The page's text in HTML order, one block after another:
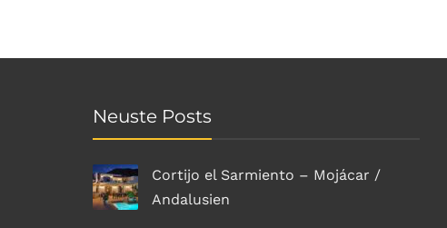
Neuste Posts
Cortijo el Sarmiento – Mojácar /
Andalusien